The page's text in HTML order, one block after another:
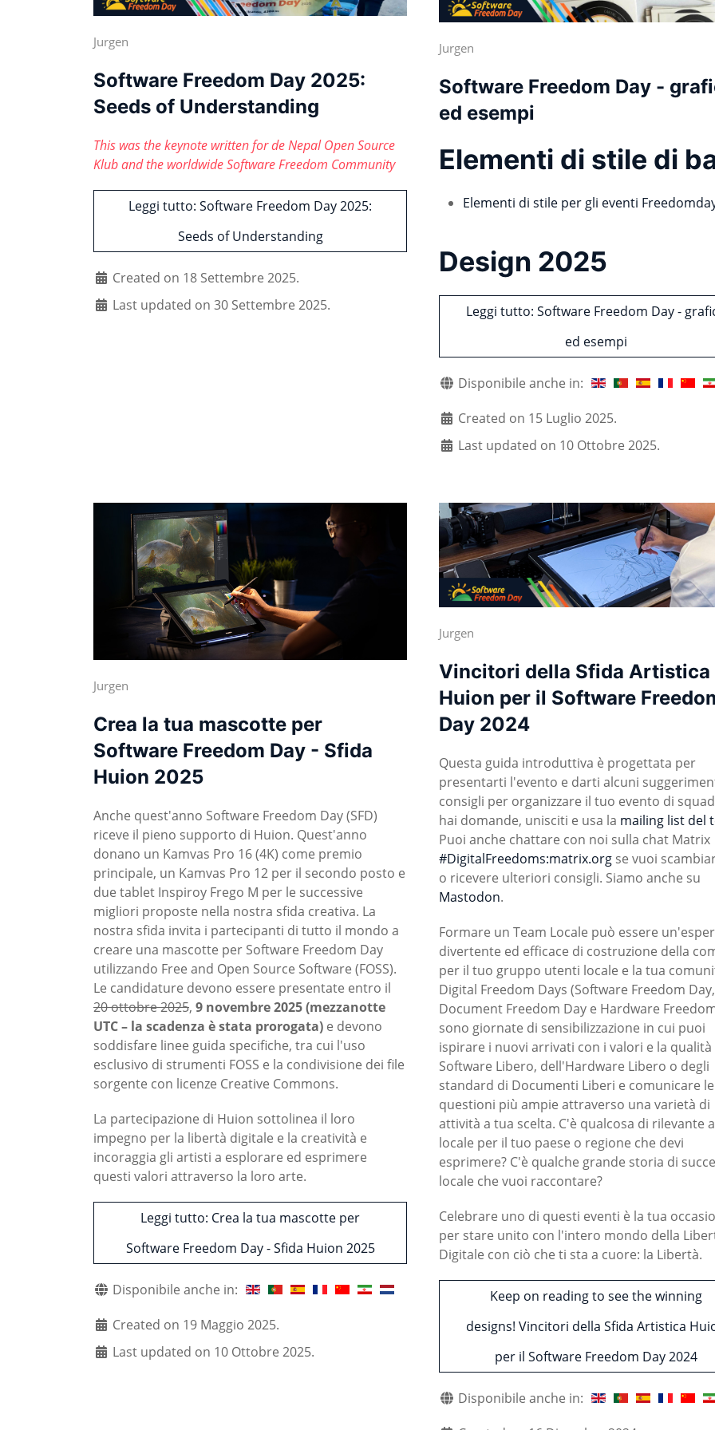
Jurgen
Software Freedom Day 2025:
Seeds of Understanding
This was the keynote written for de Nepal Open Source
Klub and the worldwide Software Freedom Community
Leggi tutto: Software Freedom Day 2025:
Seeds of Understanding
Created on 18 Settembre 2025.
Last updated on 30 Settembre 2025.
Jurgen
Software Freedom Day -
ed esempi
Elementi di stile di
Elementi di stile per gli eventi
Design 2025
Leggi tutto: Software Freedom Day -
ed esempi
Disponibile anche in:
Created on 15 Luglio 2025.
Last updated on 10 Ottobre 2025.
Jurgen
Crea la tua mascotte per
Software Freedom Day - Sfida
Huion 2025
Anche quest'anno Software Freedom Day (SFD)
riceve il pieno supporto di Huion. Quest'anno
donano un Kamvas Pro 16 (4K) come premio
principale, un Kamvas Pro 12 per il secondo posto e
due tablet Inspiroy Frego M per le successive
migliori proposte nella nostra sfida creativa. La
nostra sfida invita i partecipanti di tutto il mondo a
creare una mascotte per Software Freedom Day
utilizzando Free and Open Source Software (FOSS).
Le candidature devono essere presentate entro il
20 ottobre 2025, 9 novembre 2025 (mezzanotte
UTC – la scadenza è stata prorogata) e devono
soddisfare linee guida specifiche, tra cui l'uso
esclusivo di strumenti FOSS e la condivisione dei file
sorgente con licenze Creative Commons.
La partecipazione di Huion sottolinea il loro
impegno per la libertà digitale e la creatività e
incoraggia gli artisti a esplorare ed esprimere
questi valori attraverso la loro arte.
Leggi tutto: Crea la tua mascotte per
Software Freedom Day - Sfida Huion 2025
Disponibile anche in:
Created on 19 Maggio 2025.
Last updated on 10 Ottobre 2025.
Jurgen
Vincitori della Sfida Artistica
Huion per il Software
Day 2024
Questa guida introduttiva è progettata per
presentarti l'evento e darti alcuni
consigli per organizzare il tuo evento di
hai domande, unisciti e usa la mailing list del
Puoi anche chattare con noi sulla chat Matrix
#DigitalFreedoms:matrix.org se vuoi
o ricevere ulteriori consigli. Siamo anche su
Mastodon.
Formare un Team Locale può essere
divertente ed efficace di costruzione della
per il tuo gruppo utenti locale e la tua
Digital Freedom Days (Software Freedom Day,
Document Freedom Day e Hardware
sono giornate di sensibilizzazione in cui puoi
ispirare i nuovi arrivati con i valori e la qualità
Software Libero, dell'Hardware Libero o degli
standard di Documenti Liberi e comunicare le
questioni più ampie attraverso una varietà di
attività a tua scelta. C'è qualcosa di rilevante
locale per il tuo paese o regione che devi
esprimere? C'è qualche grande storia di
locale che vuoi raccontare?
Celebrare uno di questi eventi è la tua
per stare unito con l'intero mondo della
Digitale con ciò che ti sta a cuore: la Libertà.
Keep on reading to see the winning
designs! Vincitori della Sfida Artistica
per il Software Freedom Day 2024
Disponibile anche in: